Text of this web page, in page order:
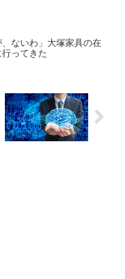
、ないわ」大塚家具の在
ってきた